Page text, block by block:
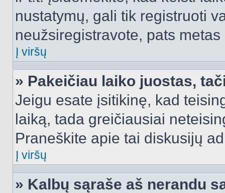
nustatymų, gali tik registruoti
neužsiregistravote, pats
Į viršų
» Pakeičiau laiko juostas,
Jeigu esate įsitikinę, kad
laiką, tada greičiausiai
Praneškite apie tai diskusijų
Į viršų
» Kalbų sąraše aš nerandu